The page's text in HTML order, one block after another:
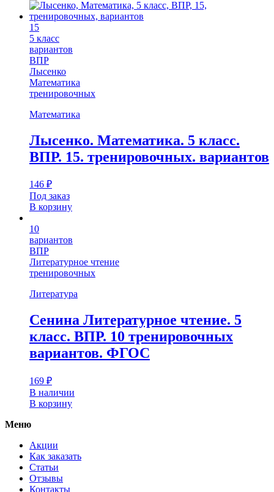
15
5 класс
вариантов
ВПР
Лысенко
Математика
тренировочных
Математика
Лысенко. Математика. 5 класс.
ВПР. 15. тренировочных. вариантов
146 ₽
Под заказ
В корзину
10
вариантов
ВПР
Литературное чтение
тренировочных
Литература
Сенина Литературное чтение. 5
класс. ВПР. 10 тренировочных
вариантов. ФГОС
169 ₽
В наличии
В корзину
Меню
Акции
Как заказать
Статьи
Отзывы
Контакты